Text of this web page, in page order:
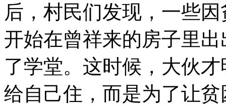
后，村民们发现，一些
开始在曾祥来的房子里
了学堂。这时候，大伙
给自己住，而是为了让